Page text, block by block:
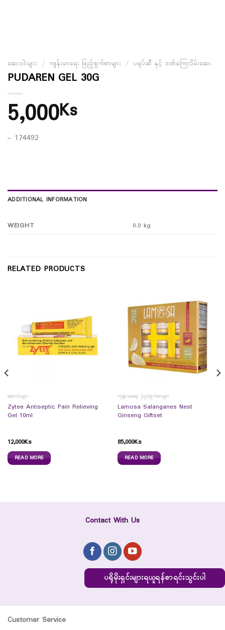
ဆေးဝါးများ / ကျန်းမာရေး ဖြည့်စွက်စာများ / ပရုပ်ဆီ နှင့် ဒဏ်ကြေလိမ်းဆေး
PUDAREN GEL 30G
5,000Ks
– 174492
ADDITIONAL INFORMATION
WEIGHT 0.0 kg
RELATED PRODUCTS
ဆေးဝါးများ
Zytee Antiseptic Pain Relieving
Gel 10ml
12,000Ks
READ MORE
ကျန်းမာရေး ဖြည့်စွက်စာများ
Lamosa Salanganes Nest
Ginseng Giftset
85,000Ks
READ MORE
Contact With Us
ပရိုမိုးရှင်းများရယူရန်စာရင်းသွင်းပါ
Customer Service